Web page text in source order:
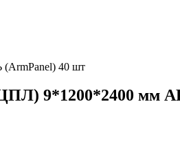
40 шт
9*1200*2400